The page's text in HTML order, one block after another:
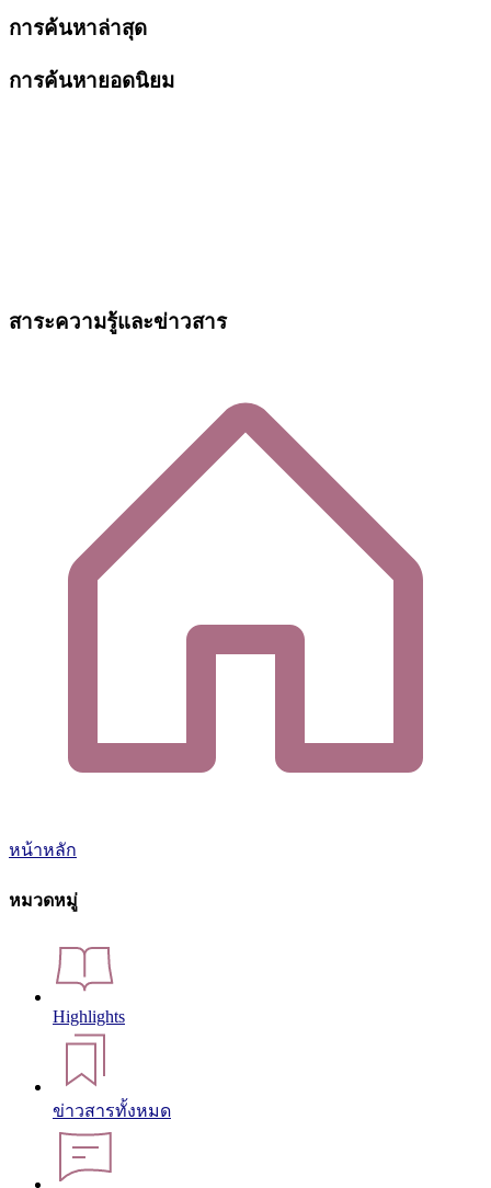
การค้นหาล่าสุด
การค้นหายอดนิยม
สาระความรู้และข่าวสาร
หน้าหลัก
หมวดหมู่
Highlights
ข่าวสารทั้งหมด